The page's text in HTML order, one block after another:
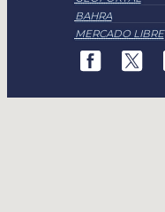
BAHRA
MERCADO LIBRE